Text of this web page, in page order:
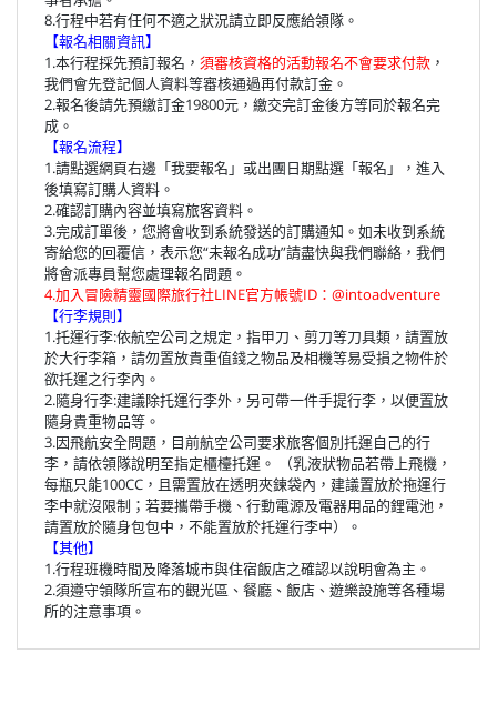
8.行程中若有任何不適之狀況請立即反應給領隊。
【報名相關資訊】
1.本行程採先預訂報名， 須審核資格的活動報名不會要求付款 ，
我們會先登記個人資料等審核通過再付款訂金。
2.報名後請先預繳訂金19800元，繳交完訂金後方等同於報名完
成。
【報名流程】
1.請點選網頁右邊「我要報名」或出團日期點選「報名」，進入
後填寫訂購人資料。
2.確認訂購內容並填寫旅客資料。
3.完成訂單後，您將會收到系統發送的訂購通知。如未收到系統
寄給您的回覆信，表示您“未報名成功”請盡快與我們聯絡，我們
將會派專員幫您處理報名問題。
4.加入冒險精靈國際旅行社LINE官方帳號ID：@intoadventure
【行李規則】
1.托運行李:依航空公司之規定，指甲刀、剪刀等刀具類，請置放
於大行李箱，請勿置放貴重值錢之物品及相機等易受損之物件於
欲托運之行李內。
2.隨身行李:建議除托運行李外，另可帶一件手提行李，以便置放
隨身貴重物品等。
3.因飛航安全問題，目前航空公司要求旅客個別托運自己的行
李，請依領隊說明至指定櫃檯托運。 （乳液狀物品若帶上飛機，
每瓶只能100CC，且需置放在透明夾鍊袋內，建議置放於拖運行
李中就沒限制；若要攜帶手機、行動電源及電器用品的鋰電池，
請置放於隨身包包中，不能置放於托運行李中）。
【其他】
1.行程班機時間及降落城市與住宿飯店之確認以說明會為主。
2.須遵守領隊所宣布的觀光區、餐廳、飯店、遊樂設施等各種場
所的注意事項。